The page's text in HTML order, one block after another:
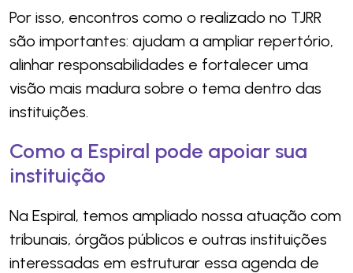
Por isso, encontros como o realizado no TJRR
são importantes: ajudam a ampliar repertório,
alinhar responsabilidades e fortalecer uma
visão mais madura sobre o tema dentro das
instituições.
Como a Espiral pode apoiar sua
instituição
Na Espiral, temos ampliado nossa atuação com
tribunais, órgãos públicos e outras instituições
interessadas em estruturar essa agenda de